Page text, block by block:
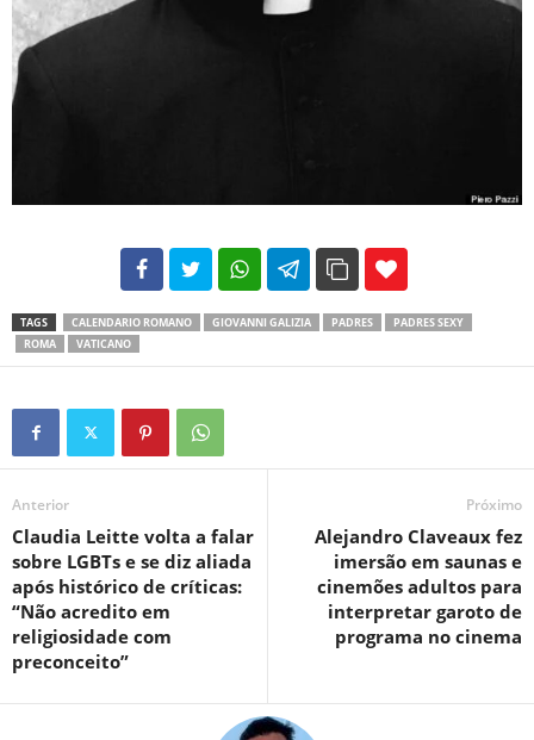
102 35
TAGS CALENDARIO ROMANO GIOVANNI GALIZIA PADRES
PADRES SEXY
ROMA
VATICANO
Anterior
Claudia Leitte volta a falar
sobre LGBTs e se diz aliada
após histórico de críticas:
“Não acredito em
religiosidade com
preconceito”
Próximo
Alejandro Claveaux fez
imersão em saunas e
cinemões adultos para
interpretar garoto de
programa no cinema